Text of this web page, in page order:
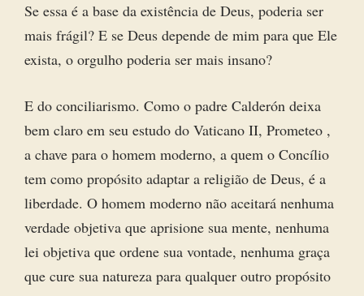
Se essa é a base da existência de Deus, poderia ser
mais frágil? E se Deus depende de mim para que Ele
exista, o orgulho poderia ser mais insano?
E do conciliarismo. Como o padre Calderón deixa
bem claro em seu estudo do Vaticano II, Prometeo ,
a chave para o homem moderno, a quem o Concílio
tem como propósito adaptar a religião de Deus, é a
liberdade. O homem moderno não aceitará nenhuma
verdade objetiva que aprisione sua mente, nenhuma
lei objetiva que ordene sua vontade, nenhuma graça
que cure sua natureza para qualquer outro propósito